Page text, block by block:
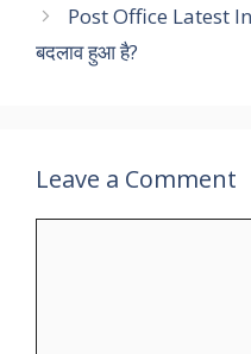
Post Office Latest
बदलाव हुआ है?
Leave a Comment